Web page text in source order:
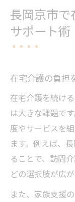
介護の相談
介護の
サービ
家族が
自宅で続け
在宅介
介護
家族の
介護予
長岡京市で
サポート術
在宅介護の負担
在宅介護を続け
は大きな課題で
度やサービスを
ます。例えば、
ることで、訪問
どの選択肢が広が
また、家族支援